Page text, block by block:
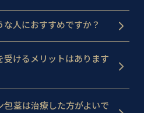
人におすすめですか？
受けるメリットはあります
包茎は治療した方がよいで